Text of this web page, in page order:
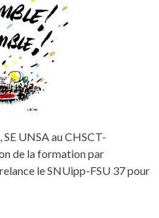
SE UNSA au CHSCT-
de la formation par
le SNUipp-FSU 37 pour